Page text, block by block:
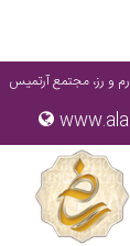
و رز، مجتمع آرتمیس